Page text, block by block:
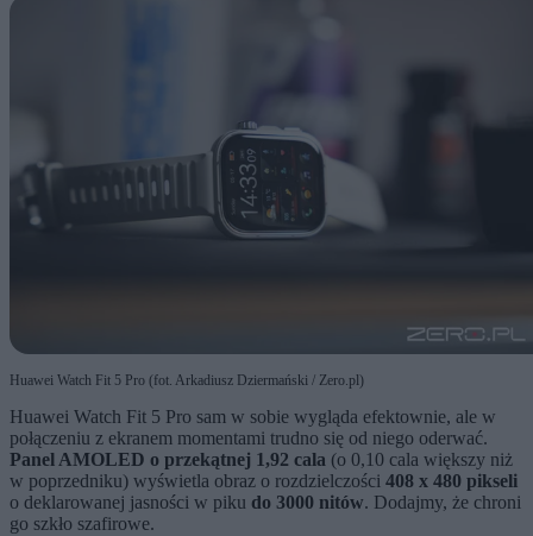
Huawei Watch Fit 5 Pro (fot. Arkadiusz Dziermański / Zero.pl)
Huawei Watch Fit 5 Pro sam w sobie wygląda efektownie, ale w
połączeniu z ekranem momentami trudno się od niego oderwać.
Panel AMOLED o przekątnej 1,92 cala (o 0,10 cala większy niż
w poprzedniku) wyświetla obraz o rozdzielczości 408 x 480 pikseli
o deklarowanej jasności w piku do 3000 nitów. Dodajmy, że chroni
go szkło szafirowe.